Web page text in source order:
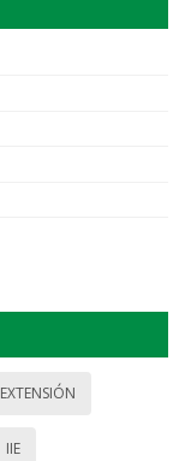
EXTENSIÓN
IIE